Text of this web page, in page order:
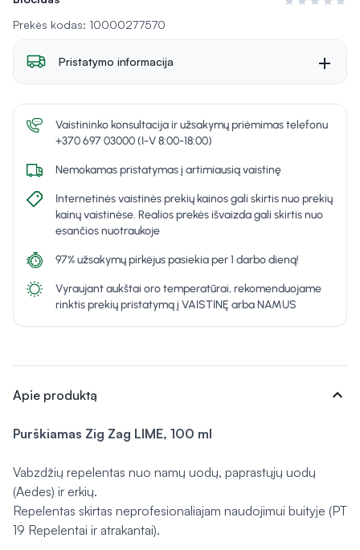
Įvertinimas 0
Prekės kodas: 10000277570
Pristatymo informacija
Vaistininko konsultacija ir užsakymų priėmimas telefonu
+370 697 03000 (I-V 8:00-18:00)
Nemokamas pristatymas į artimiausią vaistinę
Internetinės vaistinės prekių kainos gali skirtis nuo prekių
kainų vaistinėse. Realios prekės išvaizda gali skirtis nuo
esančios nuotraukoje
97% užsakymų pirkėjus pasiekia per 1 darbo dieną!
Vyraujant aukštai oro temperatūrai, rekomenduojame
rinktis prekių pristatymą į VAISTINĘ arba NAMUS
Apie produktą expand_more
Purškiamas Zig Zag LIME, 100 ml
Vabzdžių repelentas nuo namų uodų, paprastųjų uodų
(Aedes) ir erkių.
Repelentas skirtas neprofesionaliajam naudojimui buityje (PT
19 Repelentai ir atrakantai).